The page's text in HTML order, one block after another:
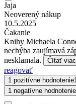
Jaja
Neoverený nákup
10.5.2025
Čakanie
Knihy Michaela
nechýba zaujímavá
nesklamala.
Čítať viac
reagovať
1 pozitívne hodnotenie1
1 negatívne hodnotenie